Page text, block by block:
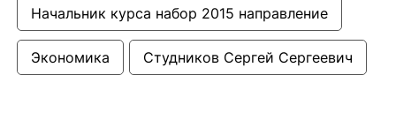
Начальник курса набор 2015 направление
Экономика Студников Сергей Сергеевич